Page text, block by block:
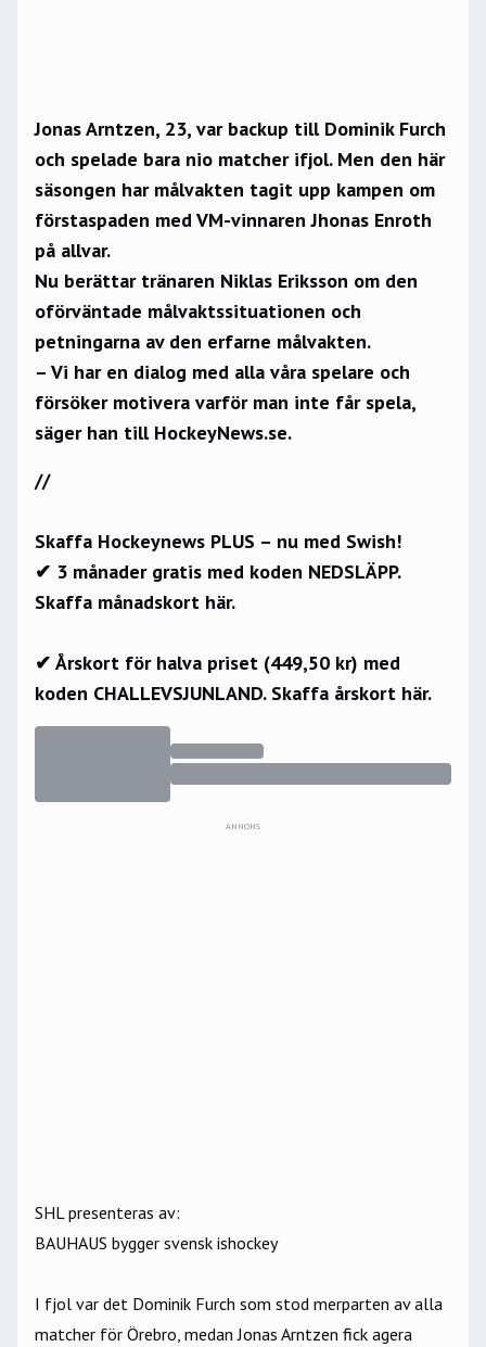
Jonas Arntzen, 23, var backup till Dominik Furch
och spelade bara nio matcher ifjol. Men den här
säsongen har målvakten tagit upp kampen om
förstaspaden med VM-vinnaren Jhonas Enroth
på allvar.
Nu berättar tränaren Niklas Eriksson om den
oförväntade målvaktssituationen och
petningarna av den erfarne målvakten.
– Vi har en dialog med alla våra spelare och
försöker motivera varför man inte får spela,
säger han till HockeyNews.se.
//
Skaffa Hockeynews PLUS – nu med Swish!
✔ 3 månader gratis med koden NEDSLÄPP.
Skaffa månadskort här.
✔ Årskort för halva priset (449,50 kr) med
koden CHALLEVSJUNLAND. Skaffa årskort här.
ANNONS
SHL presenteras av:
BAUHAUS bygger svensk ishockey
I fjol var det Dominik Furch som stod merparten av alla
matcher för Örebro, medan Jonas Arntzen fick agera